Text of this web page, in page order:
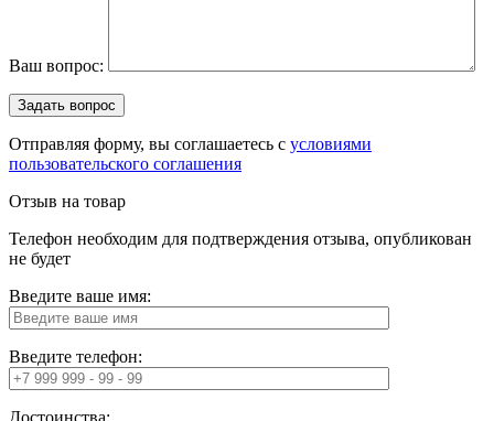
Ваш вопрос:
Отправляя форму, вы соглашаетесь с условиями
пользовательского соглашения
Отзыв на товар
Телефон необходим для подтверждения отзыва, опубликован
не будет
Введите ваше имя:
Введите телефон: